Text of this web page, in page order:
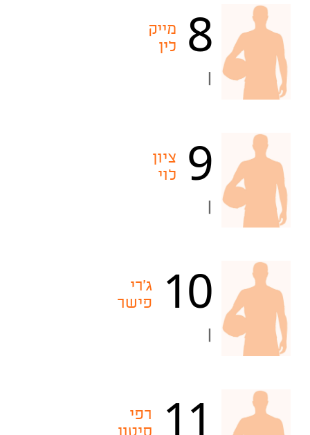
8
מייק
לין
9
ציון
לוי
10
ג'רי
פישר
11
רפי